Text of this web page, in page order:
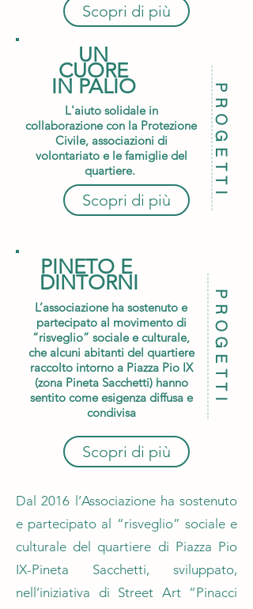
Scopri di più
UN
CUORE
IN PALIO
L'aiuto solidale in
collaborazione con la Protezione
Civile, associazioni di
volontariato e le famiglie del
quartiere.
PROGETTI
Scopri di più
PINETO E
DINTORNI
L’associazione ha sostenuto e
partecipato al movimento di
“risveglio” sociale e culturale,
che alcuni abitanti del quartiere
raccolto intorno a Piazza Pio IX
(zona Pineta Sacchetti) hanno
sentito come esigenza diffusa e
condivisa
PROGETTI
Scopri di più
Dal 2016 l’Associazione ha sostenuto
e partecipato al “risveglio” sociale e
culturale del quartiere di Piazza Pio
IX-Pineta Sacchetti, sviluppato,
nell’iniziativa di Street Art “Pinacci